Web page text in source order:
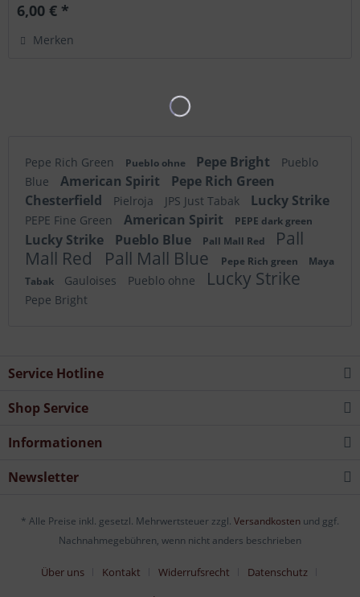
6,00 € *
Merken
Pepe Rich Green Pueblo ohne Pepe Bright
Pueblo
Blue
American Spirit
Pepe Rich Green
Chesterfield
Pielroja JPS Just Tabak Lucky Strike
PEPE Fine Green American Spirit PEPE dark green
Lucky Strike Pueblo Blue Pall Mall Red
Pall
Mall Red
Pall Mall Blue Pepe Rich green
Maya
Tabak
Gauloises Pueblo ohne Lucky Strike
Pepe Bright
Service Hotline
Shop Service
Informationen
Newsletter
* Alle Preise inkl. gesetzl. Mehrwertsteuer zzgl. Versandkosten und ggf.
Nachnahmegebühren, wenn nicht anders beschrieben
Über uns Kontakt Widerrufsrecht
Datenschutz